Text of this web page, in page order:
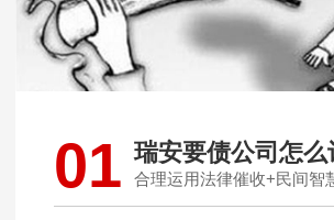
01 瑞安要债公司怎么
合理运用法律催收+民间智